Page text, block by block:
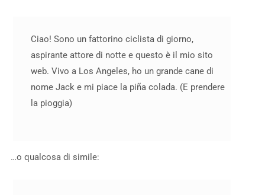
Ciao! Sono un fattorino ciclista di giorno,
aspirante attore di notte e questo è il mio sito
web. Vivo a Los Angeles, ho un grande cane di
nome Jack e mi piace la piña colada. (E prendere
la pioggia)
…o qualcosa di simile: